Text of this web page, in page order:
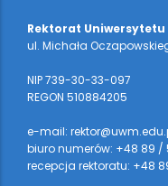
Rektorat
ul. Michała
NIP 739-30-33-097
REGON 510884205
e-mail:
biuro numerów: +48 89 /
recepcja rektoratu: +48